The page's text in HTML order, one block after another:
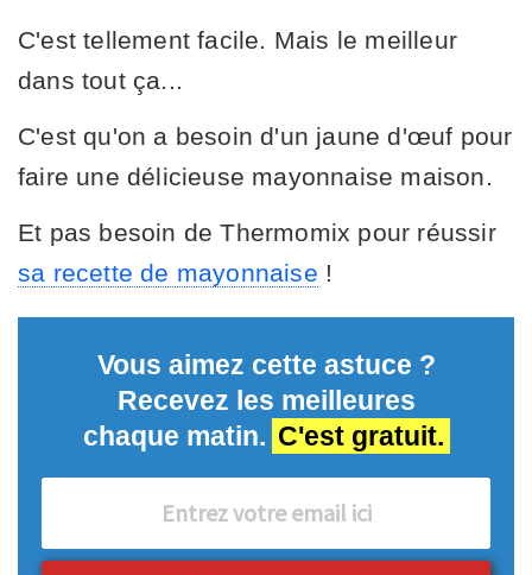
C'est tellement facile. Mais le meilleur
dans tout ça...
C'est qu'on a besoin d'un jaune d'œuf pour
faire une délicieuse mayonnaise maison.
Et pas besoin de Thermomix pour réussir
sa recette de mayonnaise !
Vous aimez cette astuce ?
Recevez les meilleures
chaque matin. C'est gratuit.